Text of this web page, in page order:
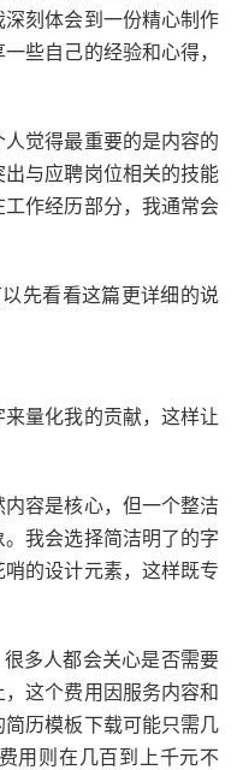
刻体会到一份精心制作
些自己的经验和心得，
觉得最重要的是内容的
与应聘岗位相关的技能
作经历部分，我通常会
以先看看这篇更详细的说
量化我的贡献，这样让
容是核心，但一个整洁
我会选择简洁明了的字
的设计元素，这样既专
多人都会关心是否需要
这个费用因服务内容和
历模板下载可能只需几
用则在几百到上千元不